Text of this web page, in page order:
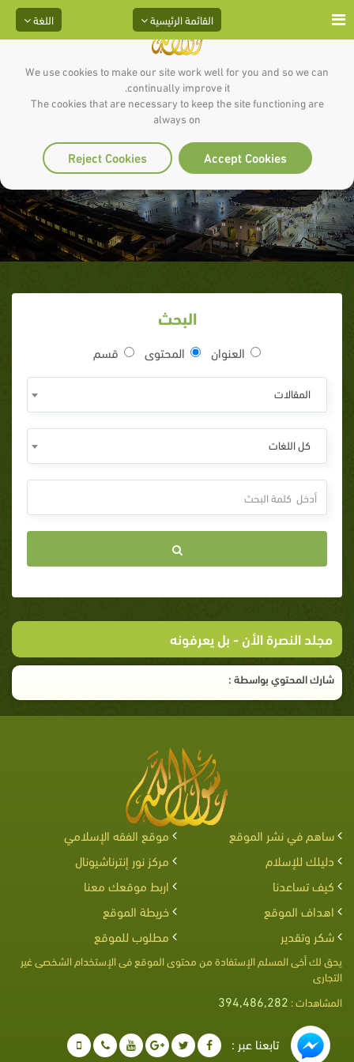
We use cookies to make our site work well for you and so we can
continually improve it.
The cookies that are necessary to keep the site functioning are
always on
Accept Cookies
Reject Cookies
اللغة القائمة الرئيسية
بل يعرفونه
البحث
العنوان المحتوى قسم
المقالات
كل اللغات
مجلد النصرة الأن - بل يعرفونه
شارك المحتوي بواسطة :
ساهم في نشر الموقع
موقع الفقه الإسلامي
دليلك للإسلام
مركز نور إنترناشيونال
كيف تساعدنا
اربط موقعك معنا
اهداف الموقع
خريطة الموقع
شكر وتقدير
مطلوب للموقع
يحق لك أخى المسلم الإستفادة من محتوى الموقع فى الإستخدام الشخصى غير
التجارى
المشاهدات : 394,486,282
تابعنا عبر :